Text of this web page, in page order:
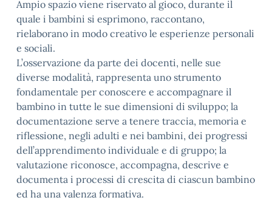
Ampio spazio viene riservato al gioco, durante il
quale i bambini si esprimono, raccontano,
rielaborano in modo creativo le esperienze personali
e sociali.
L’osservazione da parte dei docenti, nelle sue
diverse modalità, rappresenta uno strumento
fondamentale per conoscere e accompagnare il
bambino in tutte le sue dimensioni di sviluppo; la
documentazione serve a tenere traccia, memoria e
riflessione, negli adulti e nei bambini, dei progressi
dell’apprendimento individuale e di gruppo; la
valutazione riconosce, accompagna, descrive e
documenta i processi di crescita di ciascun bambino
ed ha una valenza formativa.